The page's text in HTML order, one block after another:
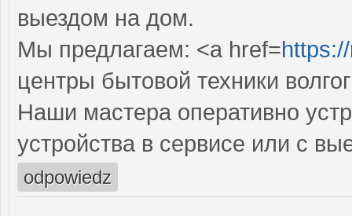
выездом на дом.
Мы предлагаем: <a href=
центры бытовой техники
Наши мастера оперативно
устройства в сервисе или с
odpowiedz